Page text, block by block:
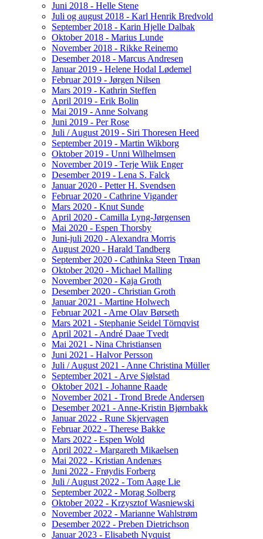
Juni 2018 - Helle Stene
Juli og august 2018 - Karl Henrik Bredvold
September 2018 - Karin Hjelle Dalbak
Oktober 2018 - Marius Lunde
November 2018 - Rikke Reinemo
Desember 2018 - Marcus Andresen
Januar 2019 - Helene Hodal Lødemel
Februar 2019 - Jørgen Nilsen
Mars 2019 - Kathrin Steffen
April 2019 - Erik Bolin
Mai 2019 - Anne Solvang
Juni 2019 - Per Rose
Juli / August 2019 - Siri Thoresen Heed
September 2019 - Martin Wikborg
Oktober 2019 - Unni Wilhelmsen
November 2019 - Terje Wiik Enger
Desember 2019 - Lena S. Falck
Januar 2020 - Petter H. Svendsen
Februar 2020 - Cathrine Vigander
Mars 2020 - Knut Sunde
April 2020 - Camilla Lyng-Jørgensen
Mai 2020 - Espen Thorsby
Juni-juli 2020 - Alexandra Morris
August 2020 - Harald Tandberg
September 2020 - Cathinka Steen Trøan
Oktober 2020 - Michael Malling
November 2020 - Kaja Groth
Desember 2020 - Christian Groth
Januar 2021 - Martine Holwech
Februar 2021 - Arne Olav Børseth
Mars 2021 - Stephanie Seidel Törnqvist
April 2021 - André Daae Tvedt
Mai 2021 - Nina Christiansen
Juni 2021 - Halvor Persson
Juli / August 2021 - Anne Christina Müller
September 2021 - Arve Sjølstad
Oktober 2021 - Johanne Raade
November 2021 - Trond Brede Andersen
Desember 2021 - Anne-Kristin Bjørnbakk
Januar 2022 - Rune Skjervagen
Februar 2022 - Therese Bakke
Mars 2022 - Espen Wold
April 2022 - Margareth Mikaelsen
Mai 2022 - Kristian Andenæs
Juni 2022 - Frøydis Forberg
Juli / August 2022 - Tom Aage Lie
September 2022 - Morag Solberg
Oktober 2022 - Krzysztof Wasniewski
November 2022 - Marianne Wahlstrøm
Desember 2022 - Preben Dietrichson
Januar 2023 - Elisabeth Nyquist